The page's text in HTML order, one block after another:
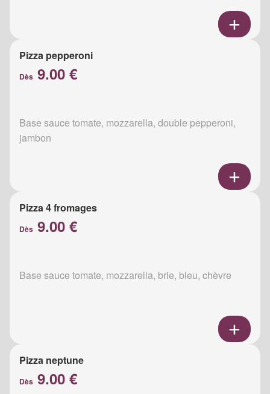
Pizza pepperoni
Dès 9.00 €
Base sauce tomate, mozzarella, double pepperoni,
jambon
Pizza 4 fromages
Dès 9.00 €
Base sauce tomate, mozzarella, brie, bleu, chèvre
Pizza neptune
Dès 9.00 €